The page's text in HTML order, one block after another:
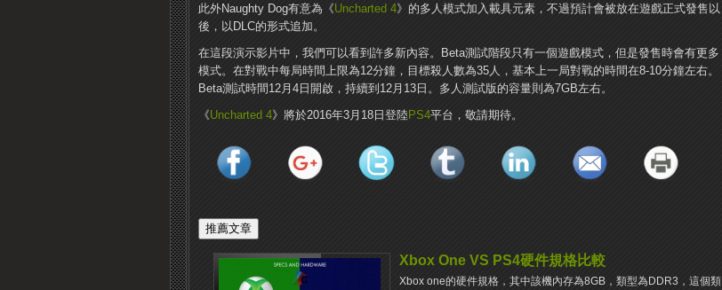
此外Naughty Dog有意為《Uncharted 4》的多人模式加入載具元素，不過預計會被放在遊戲正式發售以
後，以DLC的形式追加。
在這段演示影片中，我們可以看到許多新內容。Beta測試階段只有一個遊戲模式，但是發售時會有更多
模式。在對戰中每局時間上限為12分鐘，目標殺人數為35人，基本上一局對戰的時間在8-10分鐘左右。
Beta測試時間12月4日開啟，持續到12月13日。多人測試版的容量則為7GB左右。
《Uncharted 4》將於2016年3月18日登陸PS4平台，敬請期待。
Xbox One VS PS4硬件規格比較
Xbox one的硬件規格，其中該機內存為8GB，類型為DDR3，這個類